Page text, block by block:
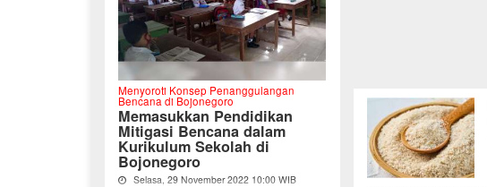
Menyoroti Konsep Penanggulangan
Bencana di Bojonegoro
Memasukkan Pendidikan
Mitigasi Bencana dalam
Kurikulum Sekolah di
Bojonegoro
Selasa, 29 November 2022 10:00 WIB